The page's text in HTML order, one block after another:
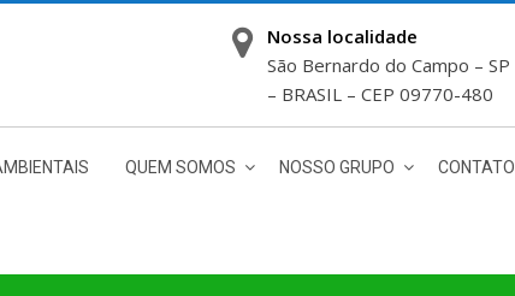
Nossa localidade
São Bernardo do Campo – SP
– BRASIL – CEP 09770-480
QUEM SOMOS NOSSO GRUPO CONTATO